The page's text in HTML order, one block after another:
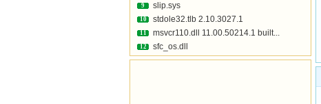
9 slip.sys
10 stdole32.tlb 2.10.3027.1
11 msvcr110.dll 11.00.50214.1 built...
12 sfc_os.dll